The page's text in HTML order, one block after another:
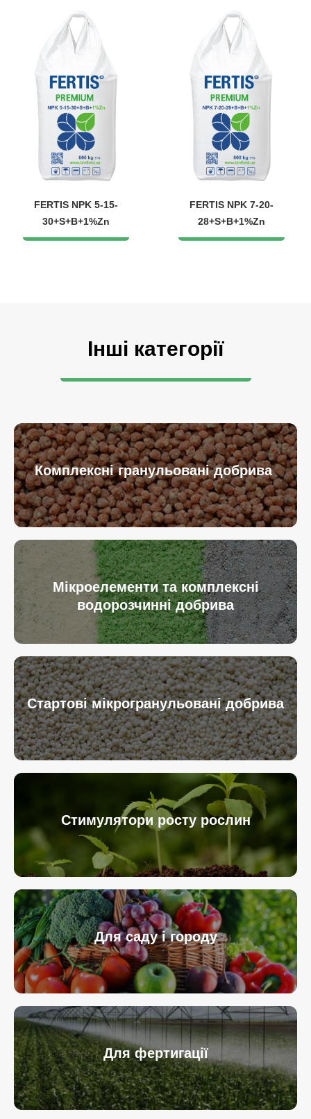
FERTIS NPK 5-15-
30+S+B+1%Zn
FERTIS NPK 7-20-
28+S+B+1%Zn
Інші категорії
Комплексні гранульовані добрива
Мікроелементи та комплексні
водорозчинні добрива
Стартові мікрогранульовані добрива
Стимулятори росту рослин
Для саду і городу
Для фертигації